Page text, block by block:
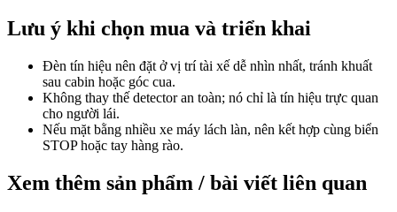
Lưu ý khi chọn mua và triển khai
Đèn tín hiệu nên đặt ở vị trí tài xế dễ nhìn nhất, tránh khuất
sau cabin hoặc góc cua.
Không thay thế detector an toàn; nó chỉ là tín hiệu trực quan
cho người lái.
Nếu mặt bằng nhiều xe máy lách làn, nên kết hợp cùng biển
STOP hoặc tay hàng rào.
Xem thêm sản phẩm / bài viết liên quan